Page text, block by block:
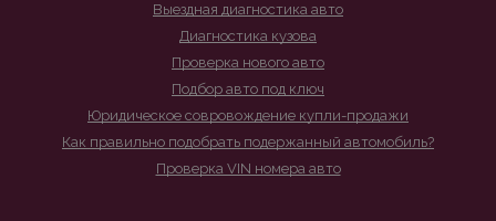
Выездная диагностика авто
Диагностика кузова
Проверка нового авто
Подбор авто под ключ
Юридическое совровождение купли-продажи
Как правильно подобрать подержанный автомобиль?
Проверка VIN номера авто